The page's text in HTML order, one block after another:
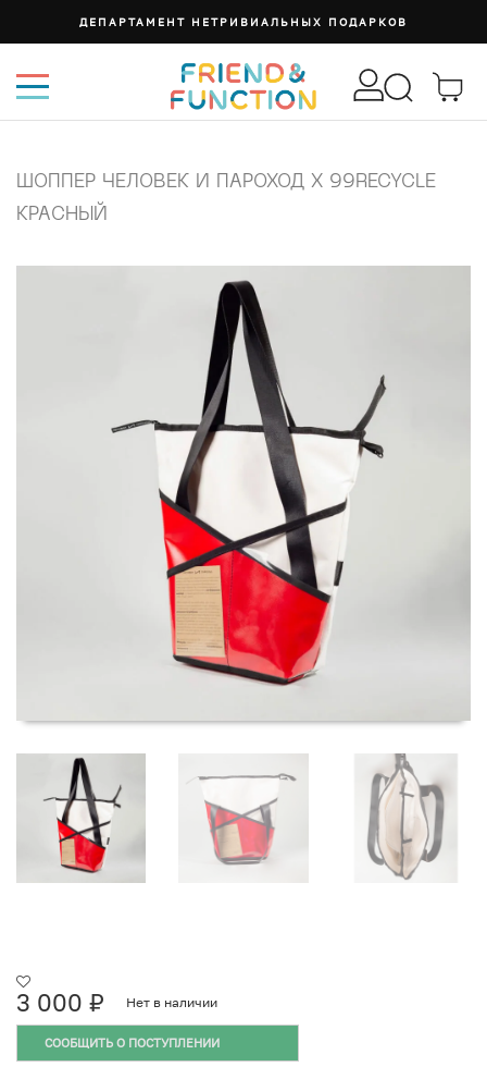
ДЕПАРТАМЕНТ НЕТРИВИАЛЬНЫХ ПОДАРКОВ
ШОППЕР ЧЕЛОВЕК И ПАРОХОД X 99RECYCLE
КРАСНЫЙ
3 000 ₽ Нет в наличии
СООБЩИТЬ О ПОСТУПЛЕНИИ